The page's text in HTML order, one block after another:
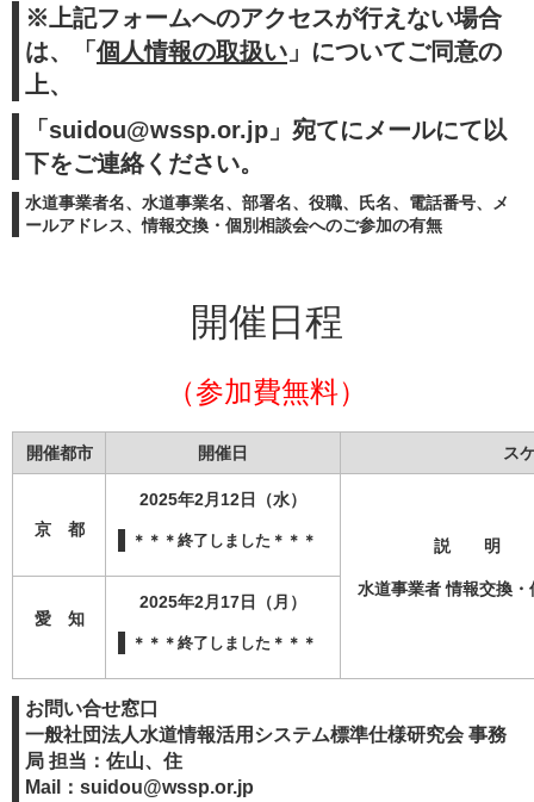
※上記フォームへのアクセスが行えない場合
は、「個人情報の取扱い 」についてご同意の
上、
「suidou@wssp.or.jp 」宛てにメールにて以
下をご連絡ください。
水道事業者名、水道事業名、部署名、役職、氏名、電話番号、メ
ールアドレス、情報交換・個別相談会へのご参加の有無
開催日程
（参加費無料）
開催都市 開催日 ス
京 都
2025年2月12日（水）
＊＊＊終了しました＊＊＊ 説 明 会
水道事業者 情報交換
愛 知
2025年2月17日（月）
＊＊＊終了しました＊＊＊
お問い合せ窓口
一般社団法人水道情報活用システム標準仕様研究会 事務
局 担当：佐山、住
Mail：suidou@wssp.or.jp